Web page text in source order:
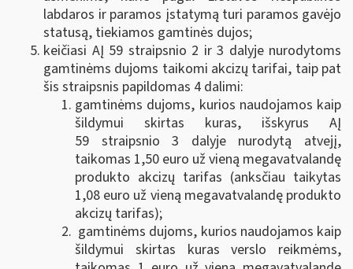
labdaros ir paramos įstatymą turi paramos gavėjo
statusą, tiekiamos gamtinės dujos;
keičiasi AĮ 59 straipsnio 2 ir 3 dalyje nurodytoms
gamtinėms dujoms taikomi akcizų tarifai, taip pat
šis straipsnis papildomas 4 dalimi:
gamtinėms dujoms, kurios naudojamos kaip
šildymui skirtas kuras, išskyrus AĮ
59 straipsnio 3 dalyje nurodytą atvejį,
taikomas 1,50 euro už vieną megavatvalandę
produkto akcizų tarifas (anksčiau taikytas
1,08 euro už vieną megavatvalandę produkto
akcizų tarifas);
gamtinėms dujoms, kurios naudojamos kaip
šildymui skirtas kuras verslo reikmėms,